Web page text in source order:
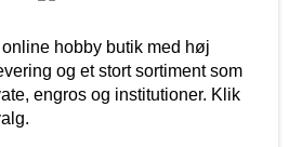
hobby butik med høj
og et stort sortiment som
engros og institutioner. Klik